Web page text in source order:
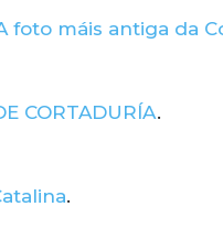
foto máis antiga da
CORTADURÍA.
.